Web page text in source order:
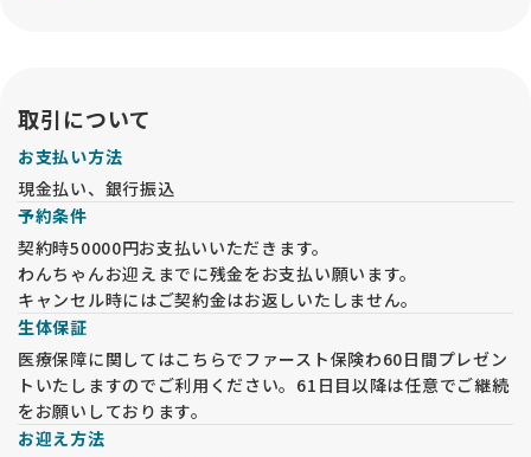
取引について
お支払い方法
現金払い、銀行振込
予約条件
契約時50000円お支払いいただきます。
わんちゃんお迎えまでに残金をお支払い願います。
キャンセル時にはご契約金はお返しいたしません。
生体保証
医療保障に関してはこちらでファースト保険わ60日間プレゼン
トいたしますのでご利用ください。61日目以降は任意でご継続
をお願いしております。
お迎え方法